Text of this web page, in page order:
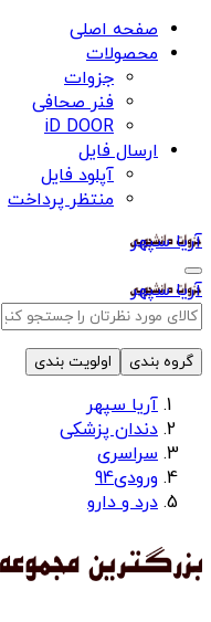
صفحه اصلی
محصولات
جزوات
فنر صحافی
iD DOOR
ارسال فایل
آپلود فایل
منتظر پرداخت
آریا سپهر
آریا سپهر
گروه بندی اولویت بندی
آریا سپهر
دندان پزشکی
سراسری
ورودی94
درد و دارو